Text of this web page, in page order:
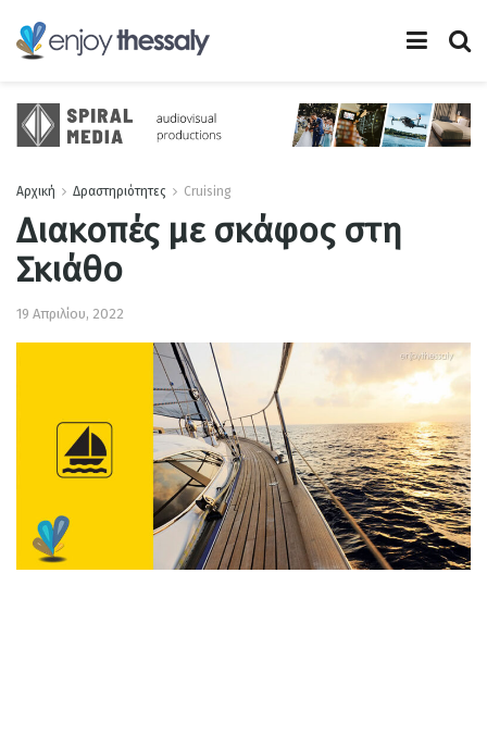
Αρχική Δραστηριότητες Cruising
Διακοπές με σκάφος στη
Σκιάθο
19 Απριλίου, 2022